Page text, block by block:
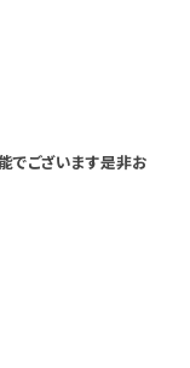
でございます是非お